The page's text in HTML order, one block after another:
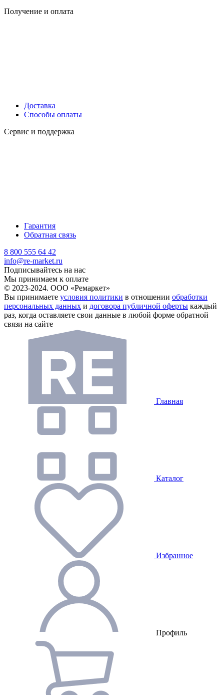
Получение и оплата
Доставка
Способы оплаты
Сервис и поддержка
Гарантия
Обратная связь
8 800 555 64 42
info@re-market.ru
Подписывайтесь на нас
Мы принимаем к оплате
© 2023-2024. ООО «Ремаркет»
Вы принимаете условия политики в отношении обработки
персональных данных и договора публичной оферты каждый
раз, когда оставляете свои данные в любой форме обратной
связи на сайте
Главная
Каталог
Избранное
Профиль